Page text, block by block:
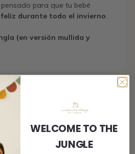
para que tu bebé
durante todo el invierno.
(en versión mullida y
WELCOME TO THE
JUNGLE